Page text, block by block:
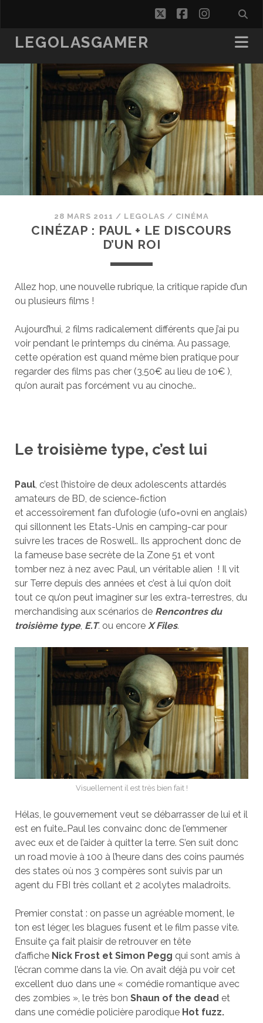
twitterfacebook
LEGOLASGAMER
28 MARS 2011 / LEGOLAS / CINÉMA
CINÉZAP : PAUL + LE DISCOURS
D’UN ROI
Allez hop, une nouvelle rubrique, la critique rapide d’un
ou plusieurs films !
Aujourd’hui, 2 films radicalement différents que j’ai pu
voir pendant le printemps du cinéma. Au passage,
cette opération est quand même bien pratique pour
regarder des films pas cher (3,50€ au lieu de 10€ ),
qu’on aurait pas forcément vu au cinoche..
Le troisième type, c’est lui
Paul, c’est l’histoire de deux adolescents attardés
amateurs de BD, de science-fiction
et accessoirement fan d’ufologie (ufo=ovni en anglais)
qui sillonnent les Etats-Unis en camping-car pour
suivre les traces de Roswell.. Ils approchent donc de
la fameuse base secrète de la Zone 51 et vont
tomber nez à nez avec Paul, un véritable alien ! Il vit
sur Terre depuis des années et c’est à lui qu’on doit
tout ce qu’on peut imaginer sur les extra-terrestres, du
merchandising aux scénarios de Rencontres du
troisième type, E.T.ou encore X Files.
Visuellement il est très bien fait !
Hélas, le gouvernement veut se débarrasser de lui et il
est en fuite…Paul les convainc donc de l’emmener
avec eux et de l’aider à quitter la terre. S’en suit donc
un road movie à 100 à l’heure dans des coins paumés
des states où nos 3 compères sont suivis par un
agent du FBI très collant et 2 acolytes maladroits.
Premier constat : on passe un agréable moment, le
ton est léger, les blagues fusent et le film passe vite.
Ensuite ça fait plaisir de retrouver en tête
d’affiche Nick Frost et Simon Pegg qui sont amis à
l’écran comme dans la vie. On avait déjà pu voir cet
excellent duo dans une « comédie romantique avec
des zombies », le très bon Shaun of the dead et
dans une comédie policière parodique Hot fuzz.